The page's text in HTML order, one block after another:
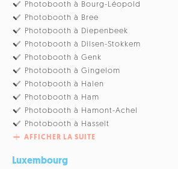
Photobooth à Bourg-Léopold
Photobooth à Bree
Photobooth à Diepenbeek
Photobooth à Dilsen-Stokkem
Photobooth à Genk
Photobooth à Gingelom
Photobooth à Halen
Photobooth à Ham
Photobooth à Hamont-Achel
Photobooth à Hasselt
AFFICHER LA SUITE
Luxembourg